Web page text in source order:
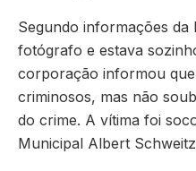
Segundo informações da
fotógrafo e estava
corporação informou
criminosos, mas não
do crime. A vítima foi
Municipal Albert